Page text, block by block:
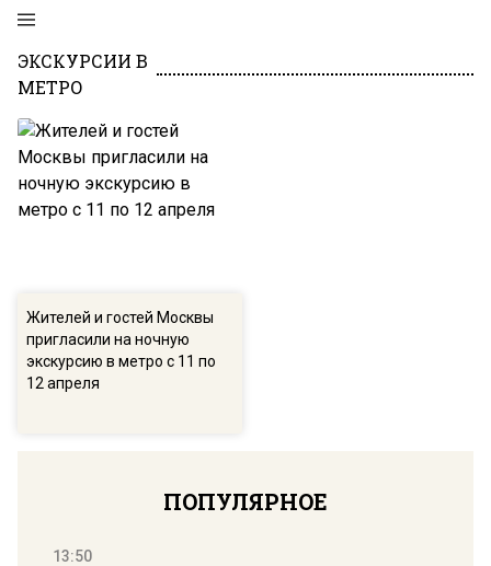
ЭКСКУРСИИ В
МЕТРО
Жителей и гостей Москвы
пригласили на ночную
экскурсию в метро с 11 по
12 апреля
ПОПУЛЯРНОЕ
13:50